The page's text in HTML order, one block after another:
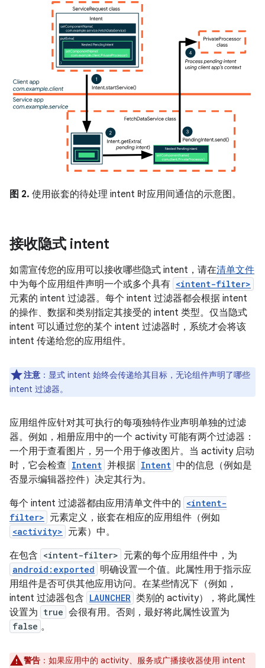
图 2. 使用嵌套的待处理 intent 时应用间通信的示意图。
接收隐式 intent
如需宣传您的应用可以接收哪些隐式 intent，请在清单文件
中为每个应用组件声明一个或多个具有 <intent-filter>
元素的 intent 过滤器。每个 intent 过滤器都会根据 intent
的操作、数据和类别指定其接受的 intent 类型。仅当隐式
intent 可以通过您的某个 intent 过滤器时，系统才会将该
intent 传递给您的应用组件。
注意 ：显式 intent 始终会传递给其目标，无论组件声明了哪些
intent 过滤器。
应用组件应针对其可执行的每项独特作业声明单独的过滤
器。例如，相册应用中的一个 activity 可能有两个过滤器：
一个用于查看图片，另一个用于修改图片。当 activity 启动
时，它会检查 Intent 并根据 Intent 中的信息（例如是
否显示编辑器控件）决定其行为。
每个 intent 过滤器都由应用清单文件中的 <intent-
filter> 元素定义，嵌套在相应的应用组件（例如
<activity> 元素）中。
在包含 <intent-filter> 元素的每个应用组件中，为
android:exported 明确设置一个值。此属性用于指示应
用组件是否可供其他应用访问。在某些情况下（例如，
intent 过滤器包含 LAUNCHER 类别的 activity），将此属性
设置为 true 会很有用。否则，最好将此属性设置为
false 。
警告 ：如果应用中的 activity、服务或广播接收器使用 intent